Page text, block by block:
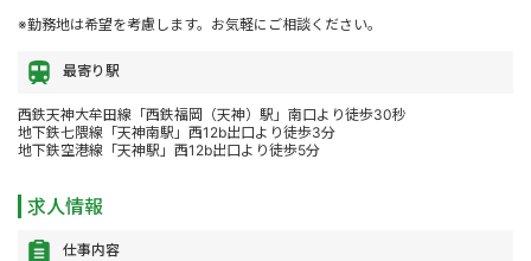
※勤務地は希望を考慮します。お気軽にご相談ください。
最寄り駅
西鉄天神大牟田線「西鉄福岡（天神）駅」南口より徒歩30秒
地下鉄七隈線「天神南駅」西12b出口より徒歩3分
地下鉄空港線「天神駅」西12b出口より徒歩5分
求人情報
仕事内容